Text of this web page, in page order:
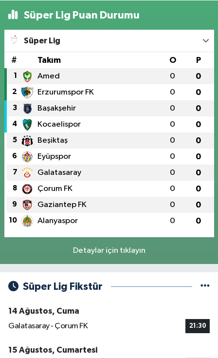
Süper Lig Puan Durumu
Süper Lig
# Takım O P
1 Amed 0 0
2 Erzurumspor FK 0 0
3 Başakşehir 0 0
4 Kocaelispor 0 0
5 Beşiktaş 0 0
6 Eyüpspor 0 0
7 Galatasaray 0 0
8 Çorum FK 0 0
9 Gaziantep FK 0 0
10 Alanyaspor 0 0
Detaylar için tıklayın
Süper Lig Fikstür
14 Ağustos, Cuma
Galatasaray - Çorum FK
21:30
15 Ağustos, Cumartesi